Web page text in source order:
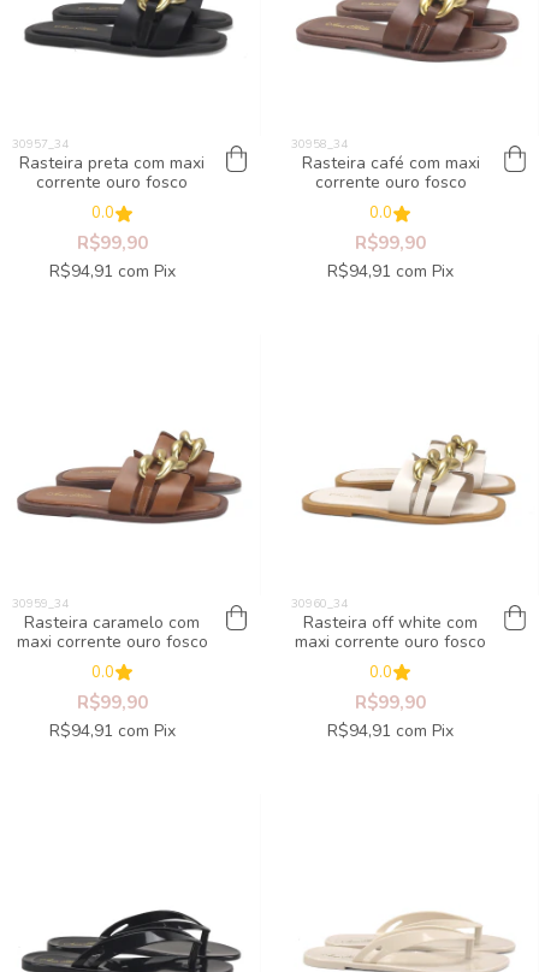
Rasteira preta com maxi
corrente ouro fosco
0.0
R$99,90
R$94,91 com Pix
Rasteira café com maxi
corrente ouro fosco
0.0
R$99,90
R$94,91 com Pix
Rasteira caramelo com
maxi corrente ouro fosco
0.0
R$99,90
R$94,91 com Pix
Rasteira off white com
maxi corrente ouro fosco
0.0
R$99,90
R$94,91 com Pix